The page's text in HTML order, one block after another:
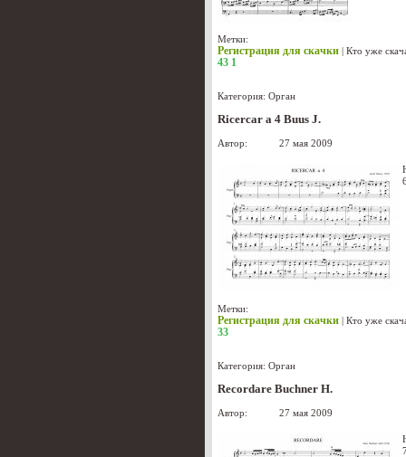
Метки:
Регистрация для скачки Кто уже
43 1
Категория: Орган
Ricercar a 4 Buus J.
Автор: 27 мая 2009
Метки:
Регистрация для скачки | Кто уже
33
Категория: Орган
Recordare Buchner H.
Автор: 27 мая 2009